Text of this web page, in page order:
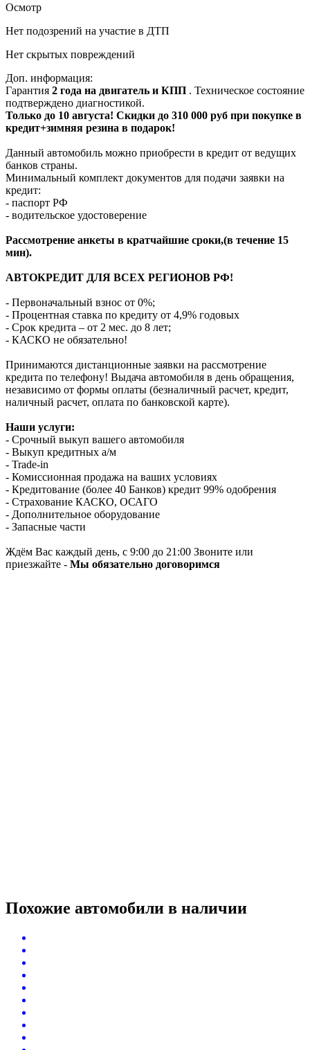
Осмотр
Нет подозрений на участие в ДТП
Нет скрытых повреждений
Доп. информация:
Гарантия 2 года на двигатель и КПП . Техническое состояние
подтверждено диагностикой.
Только до 10 августа! Скидки до 310 000 руб при покупке в
кредит+зимняя резина в подарок!
Данный автомобиль можно приобрести в кредит от ведущих
банков страны.
Минимальный комплект документов для подачи заявки на
кредит:
- паспорт РФ
- водительское удостоверение
Рассмотрение анкеты в кратчайшие сроки,(в течение 15
мин).
АВТОКРЕДИТ ДЛЯ ВСЕХ РЕГИОНОВ РФ!
- Первоначальный взнос от 0%;
- Процентная ставка по кредиту от 4,9% годовых
- Срок кредита – от 2 мес. до 8 лет;
- КАСКО не обязательно!
Принимаются дистанционные заявки на рассмотрение
кредита по телефону! Выдача автомобиля в день обращения,
независимо от формы оплаты (безналичный расчет, кредит,
наличный расчет, оплата по банковской карте).
Наши услуги:
- Срочный выкуп вашего автомобиля
- Выкуп кредитных а/м
- Trade-in
- Комиссионная продажа на ваших условиях
- Кредитование (более 40 Банков) кредит 99% одобрения
- Страхование КАСКО, ОСАГО
- Дополнительное оборудование
- Запасные части
Ждём Вас каждый день, с 9:00 до 21:00 Звоните или
приезжайте - Мы обязательно договоримся
Похожие автомобили в наличии